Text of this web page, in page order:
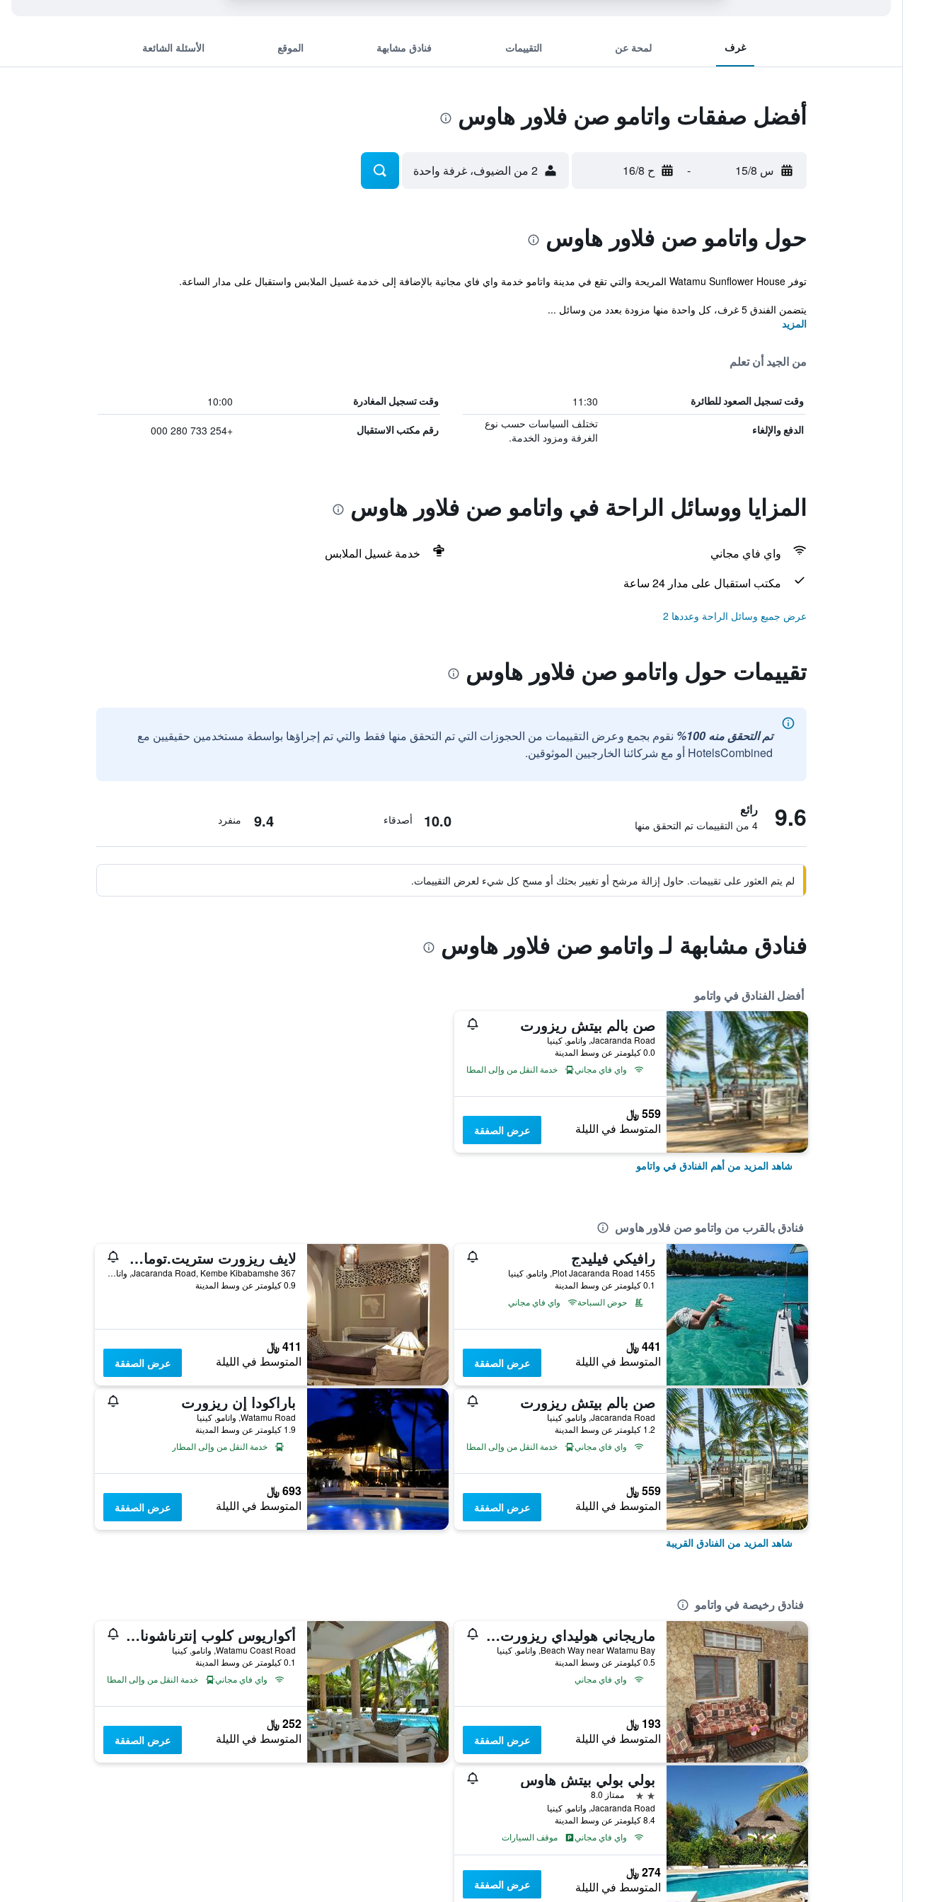
غرف لمحة عن التقييمات فنادق مشابهة الموقع الأسئلة الشائعة
أفضل صفقات واتامو صن فلاور هاوس
س 15/8 - ح 16/8 2 من الضيوف، غرفة واحدة
حول واتامو صن فلاور هاوس
توفر Watamu Sunflower House المريحة والتي تقع في مدينة واتامو خدمة واي فاي مجانية بالإضافة إلى خدمة غسيل الملابس واستقبال على مدار الساعة.
يتضمن الفندق 5 غرف، كل واحدة منها مزودة بعدد من وسائل ...
المزيد
من الجيد أن تعلم
وقت تسجيل الصعود للطائرة 11:30 وقت تسجيل المغادرة 10:00
الدفع والإلغاء
تختلف السياسات حسب نوع
الغرفة ومزود الخدمة.
رقم مكتب الاستقبال +254 733 280 000
المزايا ووسائل الراحة في واتامو صن فلاور هاوس
واي فاي مجاني
خدمة غسيل الملابس
مكتب استقبال على مدار 24 ساعة
عرض جميع وسائل الراحة وعددها 2
تقييمات حول واتامو صن فلاور هاوس
تم التحقق منه 100%
نقوم بجمع وعرض التقييمات من الحجوزات التي تم التحقق منها فقط والتي تم إجراؤها بواسطة مستخدمين حقيقيين مع
HotelsCombined أو مع شركائنا الخارجيين الموثوقين.
9.6 رائع
4 من التقييمات تم التحقق منها 10.0 أصدقاء 9.4 منفرد
لم يتم العثور على تقييمات. حاول إزالة مرشح أو تغيير بحثك أو مسح كل شيء لعرض التقييمات.
فنادق مشابهة لـ واتامو صن فلاور هاوس
أفضل الفنادق في واتامو
صن بالم بيتش ريزورت
Jacaranda Road, واتامو, كينيا
0.0 كيلومتر عن وسط المدينة
واي فاي مجاني
خدمة النقل من وإلى المطار
559 ﷼
المتوسط في الليلة عرض الصفقة
شاهد المزيد من أهم الفنادق في واتامو
فنادق بالقرب من واتامو صن فلاور هاوس
رافيكي فيليدج
1455 Plot Jacaranda Road, واتامو, كينيا
0.1 كيلومتر عن وسط المدينة
حوض السباحة
واي فاي مجاني
441 ﷼
المتوسط في الليلة عرض الصفقة
لايف ريزورت ستريت.توماس رويال بالم
Jacaranda Road, Kembe Kibabamshe 367, واتامو, كينيا
0.9 كيلومتر عن وسط المدينة
411 ﷼
المتوسط في الليلة عرض الصفقة
صن بالم بيتش ريزورت
Jacaranda Road, واتامو, كينيا
1.2 كيلومتر عن وسط المدينة
واي فاي مجاني
خدمة النقل من وإلى المطار
559 ﷼
المتوسط في الليلة عرض الصفقة
باراكودا إن ريزورت
Watamu Road, واتامو, كينيا
1.9 كيلومتر عن وسط المدينة
خدمة النقل من وإلى المطار
693 ﷼
المتوسط في الليلة عرض الصفقة
شاهد المزيد من الفنادق القريبة
فنادق رخيصة في واتامو
ماريجاني هوليداي ريزورت واتامو
Beach Way near Watamu Bay, واتامو, كينيا
0.5 كيلومتر عن وسط المدينة
واي فاي مجاني
193 ﷼
المتوسط في الليلة عرض الصفقة
أكواريوس كلوب إنترناشونال ريزورت
Watamu Coast Road, واتامو, كينيا
0.1 كيلومتر عن وسط المدينة
واي فاي مجاني
خدمة النقل من وإلى المطار
252 ﷼
المتوسط في الليلة عرض الصفقة
بولي بولي بيتش هاوس
2 نجمتين
ممتاز 8.0
Jacaranda Road, واتامو, كينيا
8.4 كيلومتر عن وسط المدينة
واي فاي مجاني
موقف السيارات
274 ﷼
المتوسط في الليلة عرض الصفقة